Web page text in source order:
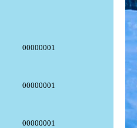
00000001
00000001
00000001